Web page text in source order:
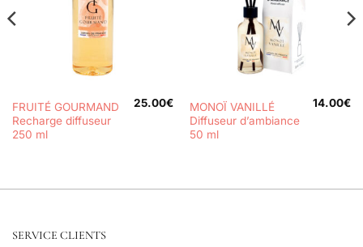
FRUITÉ GOURMAND
Recharge diffuseur
250 ml
25.00€
MONOÏ VANILLÉ
Diffuseur d’ambiance
50 ml
14.00€
SERVICE CLIENTS